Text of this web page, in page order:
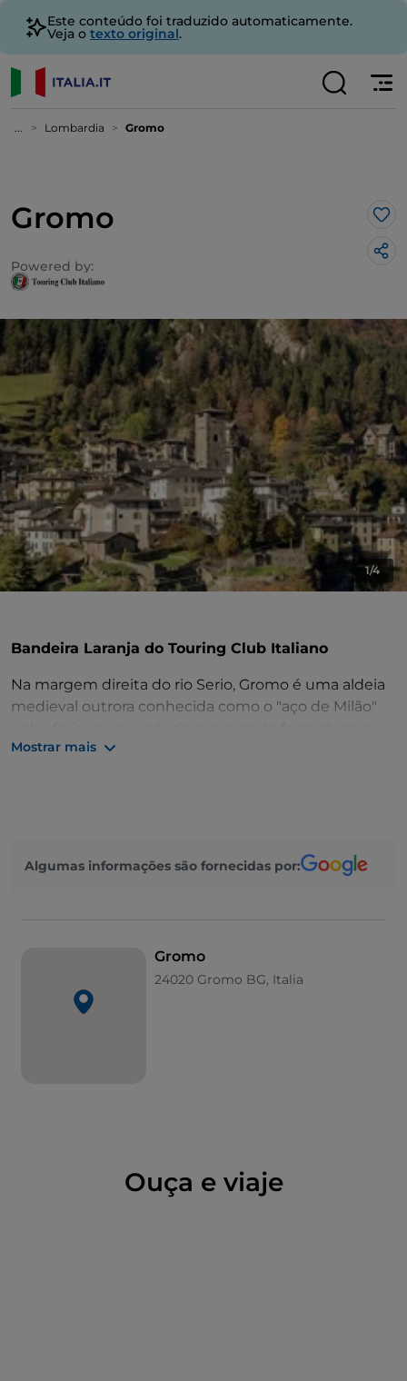
Este conteúdo foi traduzido automaticamente.
Veja o texto original.
... Lombardia Gromo
Gromo
Powered by:
1/4
Bandeira Laranja do Touring Club Italiano
Na margem direita do rio Serio, Gromo é uma aldeia
medieval outrora conhecida como o "aço de Milão"
destruídas por uma inundação.
Palácio
Municipal do século XV, o antigoCastelo Ginami
Na aldeia de Spiazzi, o
é o lugar ideal para toda a família passar um dia ao ar
Mostrar mais
Algumas informações são fornecidas por:
Gromo
24020 Gromo BG, Italia
Ouça e viaje